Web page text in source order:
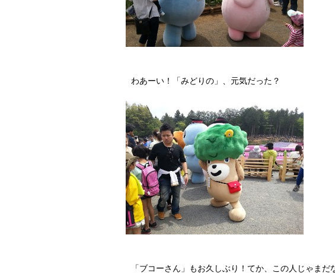
わあーい！「みどりの」、元気だった？
「ブコーさん」もお久しぶり！てか、この人じゃまだ